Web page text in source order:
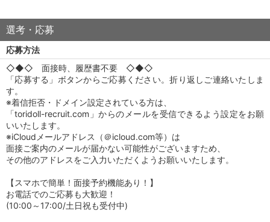
選考・応募
応募方法
◇◆◇ 面接時、履歴書不要 ◇◆◇
「応募する」ボタンからご応募ください。折り返しご連絡いたしま
す。
※着信拒否・ドメイン設定されている方は、
「toridoll-recruit.com」からのメールを受信できるよう設定をお願
いいたします。
※iCloudメールアドレス（＠icloud.com等）は
面接ご案内のメールが届かない可能性がございますため、
その他のアドレスをご入力いただくようお願いいたします。
【スマホで簡単！面接予約機能あり！】
お電話でのご応募も大歓迎！
(10:00～17:00/土日祝も受付中)